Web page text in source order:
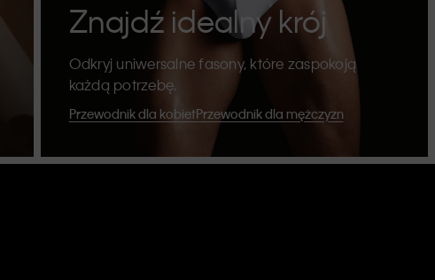
Znajdź idealny krój
Odkryj uniwersalne fasony, które zaspokoją
każdą potrzebę.
Przewodnik dla kobietPrzewodnik dla mężczyzn